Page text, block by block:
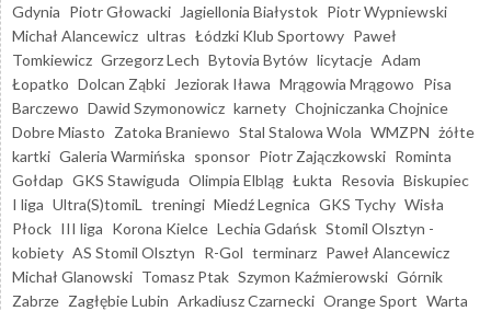
Gdynia Piotr Głowacki Jagiellonia Białystok Piotr Wypniewski
Michał Alancewicz ultras Łódzki Klub Sportowy Paweł
Tomkiewicz Grzegorz Lech Bytovia Bytów licytacje Adam
Łopatko Dolcan Ząbki Jeziorak Iława Mrągowia Mrągowo Pisa
Barczewo Dawid Szymonowicz karnety Chojniczanka Chojnice
Dobre Miasto Zatoka Braniewo Stal Stalowa Wola WMZPN żółte
kartki Galeria Warmińska sponsor Piotr Zajączkowski Rominta
Gołdap GKS Stawiguda Olimpia Elbląg Łukta Resovia Biskupiec
I liga Ultra(S)tomiL treningi Miedź Legnica GKS Tychy Wisła
Płock III liga Korona Kielce Lechia Gdańsk Stomil Olsztyn -
kobiety AS Stomil Olsztyn R-Gol terminarz Paweł Alancewicz
Michał Glanowski Tomasz Ptak Szymon Kaźmierowski Górnik
Zabrze Zagłębie Lubin Arkadiusz Czarnecki Orange Sport Warta